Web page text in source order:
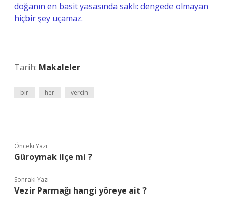
doğanın en basit yasasında saklı: dengede olmayan
hiçbir şey uçamaz.
Tarih: Makaleler
bir her vercin
Önceki Yazı
Güroymak ilçe mi ?
Sonraki Yazı
Vezir Parmağı hangi yöreye ait ?